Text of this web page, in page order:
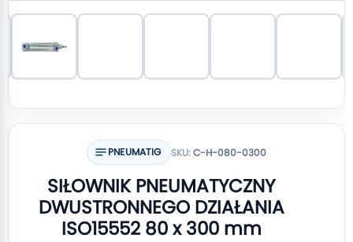
PNEUMATIG SKU:C-H-080-0300
SIŁOWNIK PNEUMATYCZNY
DWUSTRONNEGO DZIAŁANIA
ISO15552 80 x 300 mm